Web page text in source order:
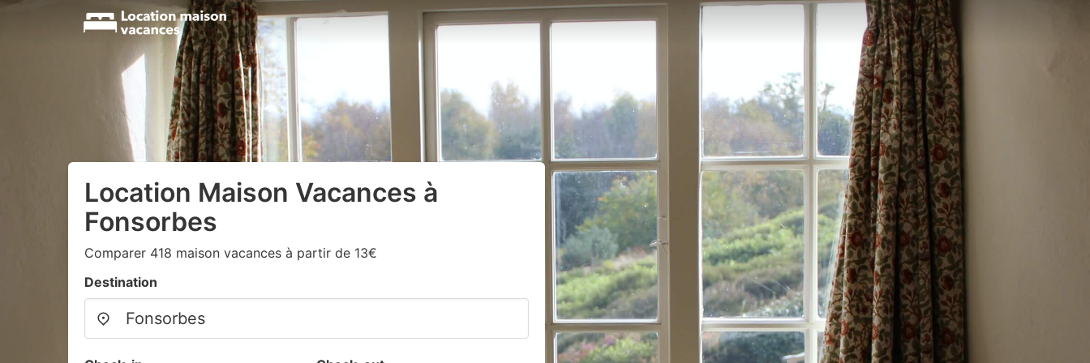
Location Maison Vacances à
Fonsorbes
Comparer 418 maison vacances à partir de 13€
Destination